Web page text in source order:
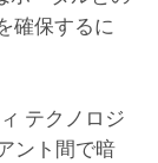
確保するに
テクノロジ
ント間で暗